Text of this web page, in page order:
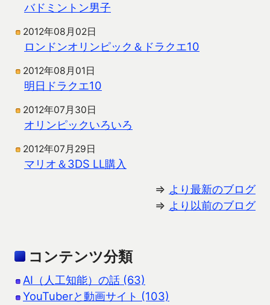
バドミントン男子
2012年08月02日
ロンドンオリンピック＆ドラクエ10
2012年08月01日
明日ドラクエ10
2012年07月30日
オリンピックいろいろ
2012年07月29日
マリオ＆3DS LL購入
⇒ より最新のブログ
⇒ より以前のブログ
コンテンツ分類
AI（人工知能）の話 (63)
YouTuberと動画サイト (103)